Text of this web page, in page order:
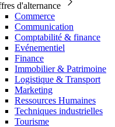
d'alternance
Commerce
Communication
Comptabilité & finance
Evénementiel
Finance
Immobilier & Patrimoine
Logistique & Transport
Marketing
Ressources Humaines
Techniques industrielles
Tourisme